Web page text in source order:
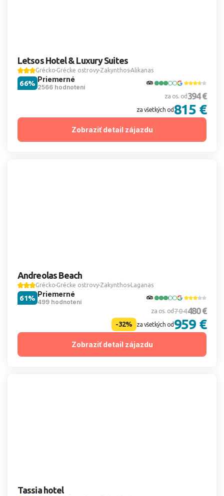
Letsos Hotel & Luxury Suites
Grécko Grécke ostrovy ZakynthosAlikanas
Priemerné
2566 hodnotení
66%
za os. od 394 €
za všetkých od 815 €
Zobraziť detail zájazdu
Andreolas Beach
Grécko Grécke ostrovy Zakynthos Laganas
Priemerné
499 hodnotení
61%
za os. od704480 €
-32% za všetkých od 959 €
Zobraziť detail zájazdu
Tassia hotel